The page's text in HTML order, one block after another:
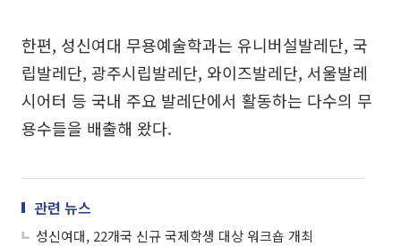
한편, 성신여대 무용예술학과는 유니버설발레단, 국
립발레단, 광주시립발레단, 와이즈발레단, 서울발레
시어터 등 국내 주요 발레단에서 활동하는 다수의 무
용수들을 배출해 왔다.
관련 뉴스
성신여대, 22개국 신규 국제학생 대상 워크숍 개최